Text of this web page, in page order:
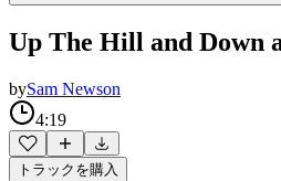
Up The Hill and Down
bySam Newson
4:19
トラックを購入